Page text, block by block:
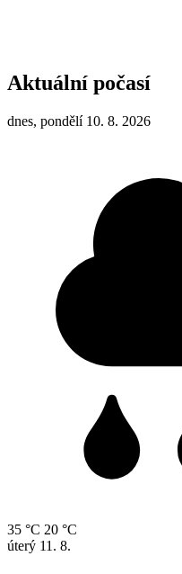
Aktuální počasí
dnes, pondělí 10. 8. 2026
35 °C 20 °C
úterý 11. 8.